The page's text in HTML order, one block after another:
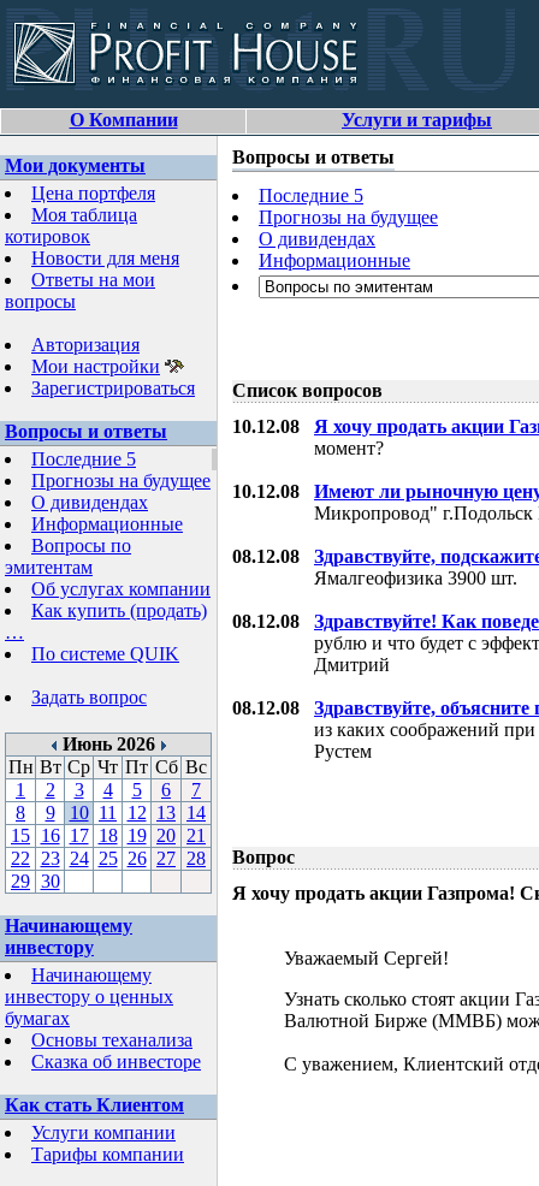
О Компании Услуги и тарифы
Мои документы
Цена портфеля
Моя таблица
котировок
Новости для меня
Ответы на мои
вопросы
Авторизация
Мои настройки
Зарегистрироваться
Вопросы и ответы
Последние 5
Прогнозы на будущее
О дивидендах
Информационные
Вопросы по
эмитентам
Об услугах компании
Как купить (продать)
…
По системе QUIK
Задать вопрос
Июнь 2026
Пн Вт Ср Чт Пт Сб Вс
1
2 3 4 5 6
7
8
9 10 11 12 13 14
15 16 17 18 19 20 21
22
23 24 25 26 27 28
29 30
Начинающему
инвестору
Начинающему
инвестору о ценных
бумагах
Основы теханализа
Сказка об инвесторе
Как стать Клиентом
Услуги компании
Тарифы компании
Вопросы и ответы
Последние 5
Прогнозы на будущее
О дивидендах
Информационные
Список вопросов
10.12.08 Я хочу продать акции
момент?
10.12.08
Имеют ли рыночную
Микропровод"
08.12.08
Здравствуйте,
Ямалгеофизика 3900 шт.
08.12.08
Здравствуйте! Как
рублю и что будет с
Дмитрий
08.12.08
Здравствуйте, объясните
из каких соображений
Рустем
Вопрос
Я хочу продать акции Газпрома!
Уважаемый Сергей!
Узнать сколько стоят акции
Валютной Бирже (ММВБ)
С уважением, Клиентский